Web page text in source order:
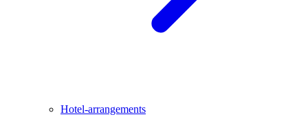
Hotel-arrangements